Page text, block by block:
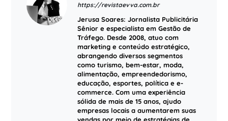
https://revistaevva.com.br
Jerusa Soares: Jornalista Publicitária
Sênior e especialista em Gestão de
Tráfego. Desde 2008, atuo com
marketing e conteúdo estratégico,
abrangendo diversos segmentos
como turismo, bem-estar, moda,
alimentação, empreendedorismo,
educação, esportes, política e e-
commerce. Com uma experiência
sólida de mais de 15 anos, ajudo
empresas locais a aumentarem suas